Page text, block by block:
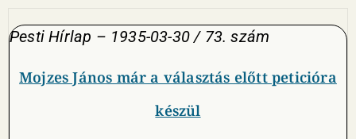
Pesti Hírlap – 1935-03-30 / 73. szám
Mojzes János már a választás előtt peticióra
készül